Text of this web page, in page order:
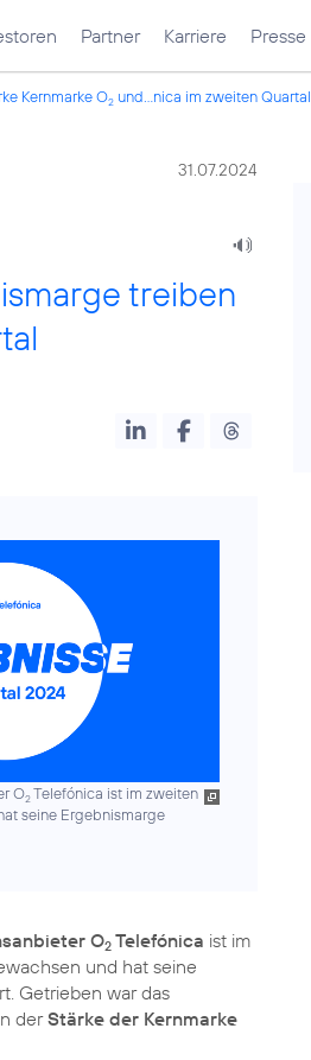
Partner Karriere Presse
Kernmarke O2 und...nica im zweiten Quartal
31.07.2024
treiben
O2Telefónica ist im zweiten
seine Ergebnismarge
O2Telefónica ist im
und hat seine
Getrieben war das
derStärke der Kernmarke